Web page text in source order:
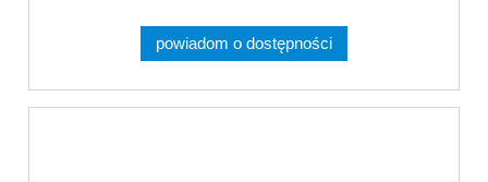
powiadom o dostępności